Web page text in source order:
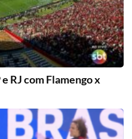
RJ com Flamengo x